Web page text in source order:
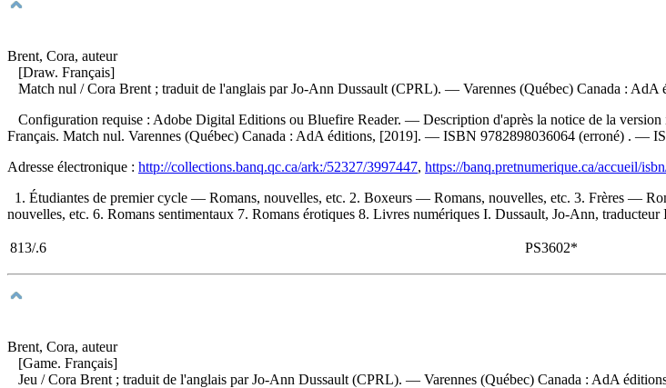
Brent, Cora, auteur
[Draw. Français]
Match nul / Cora Brent ; traduit de l'anglais par Jo-Ann Dussault (CPRL). — Varennes (Québec) Canada :
Configuration requise : Adobe Digital Editions ou Bluefire Reader. — Description d'après la notice de la
Français. Match nul. Varennes (Québec) Canada : AdA éditions, [2019]. — ISBN 9782898036064 (erroné) . —
Adresse électronique : http://collections.banq.qc.ca/ark:/52327/3997447, https://banq.pretnumerique.ca/accueil/
1. Étudiantes de premier cycle — Romans, nouvelles, etc. 2. Boxeurs — Romans, nouvelles, etc. 3. Frères —
nouvelles, etc. 6. Romans sentimentaux 7. Romans érotiques 8. Livres numériques I. Dussault, Jo-Ann,
813/.6 PS3602*
Brent, Cora, auteur
[Game. Français]
Jeu / Cora Brent ; traduit de l'anglais par Jo-Ann Dussault (CPRL). — Varennes (Québec) Canada : AdA